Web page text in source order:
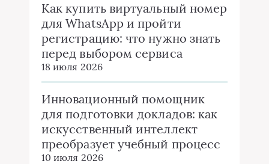
Как купить виртуальный номер
для WhatsApp и пройти
регистрацию: что нужно знать
перед выбором сервиса
18 июля 2026
Инновационный помощник
для подготовки докладов: как
искусственный интеллект
преобразует учебный процесс
10 июля 2026